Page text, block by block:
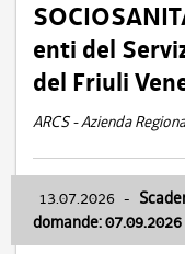
enti del
del Friuli
ARCS - Azienda
13.07.2026 -
domande: